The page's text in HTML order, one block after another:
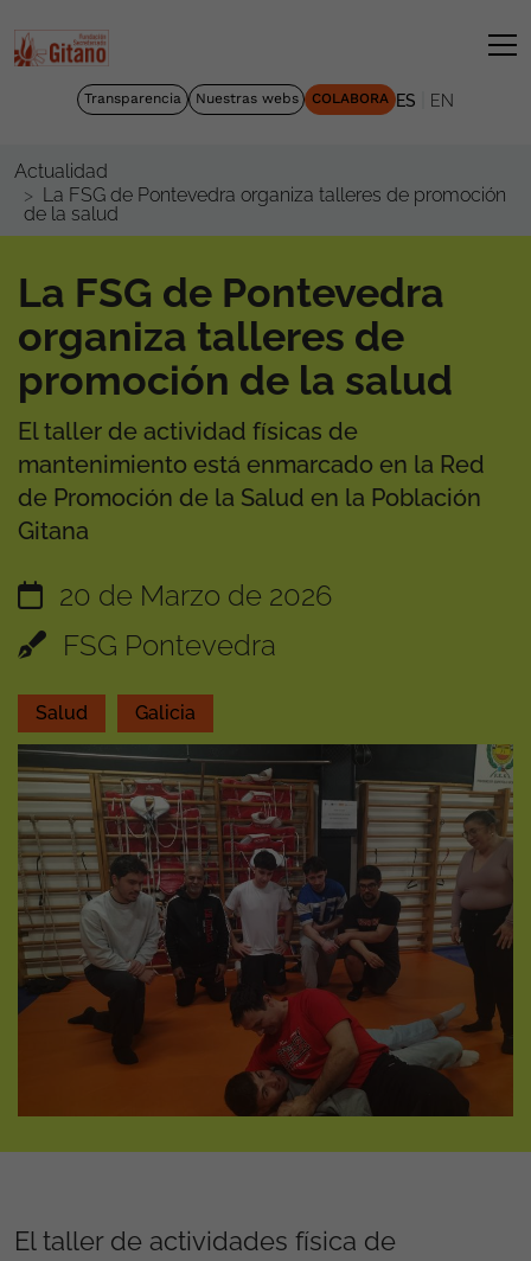
Transparencia Nuestras webs COLABORA ES EN
Actualidad
La FSG de Pontevedra organiza talleres de promoción
de la salud
La FSG de Pontevedra
organiza talleres de
promoción de la salud
El taller de actividad físicas de
mantenimiento está enmarcado en la Red
de Promoción de la Salud en la Población
Gitana
20 de Marzo de 2026
FSG Pontevedra
Salud Galicia
El taller de actividades física de